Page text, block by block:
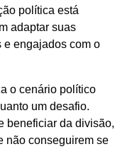
política está
adaptar suas
e engajados com o
o cenário político
um desafio.
beneficiar da divisão,
não conseguirem se